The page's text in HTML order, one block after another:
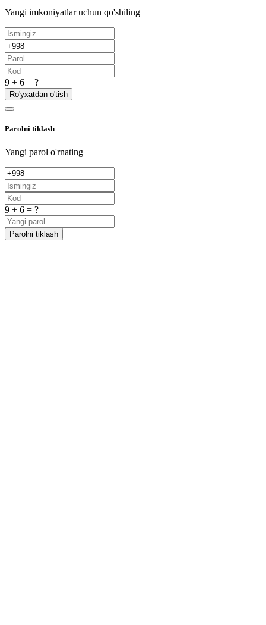
Yangi imkoniyatlar uchun qo'shiling
9 + 6 = ?
Ro'yxatdan o'tish
Parolni tiklash
Yangi parol o'rnating
9 + 6 = ?
Parolni tiklash